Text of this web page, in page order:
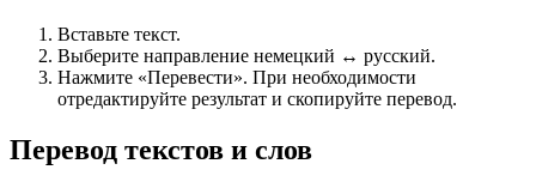
Вставьте текст.
Выберите направление немецкий ↔ русский.
Нажмите «Перевести». При необходимости
отредактируйте результат и скопируйте перевод.
Перевод текстов и слов